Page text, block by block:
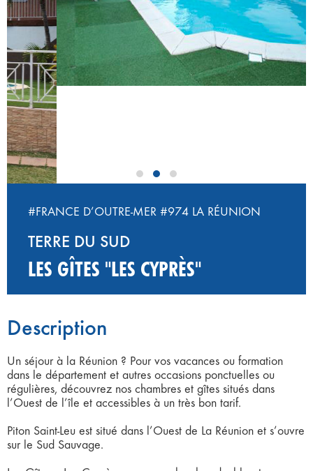
›
#FRANCE D’OUTRE-MER #974 LA RÉUNION
TERRE DU SUD
LES GÎTES "LES CYPRÈS"
Description
Un séjour à la Réunion ? Pour vos vacances ou formation
dans le département et autres occasions ponctuelles ou
régulières, découvrez nos chambres et gîtes situés dans
l’Ouest de l’île et accessibles à un très bon tarif.
Piton Saint-Leu est situé dans l’Ouest de La Réunion et s’ouvre
sur le Sud Sauvage.